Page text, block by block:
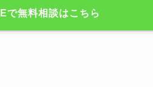
で無料相談はこちら